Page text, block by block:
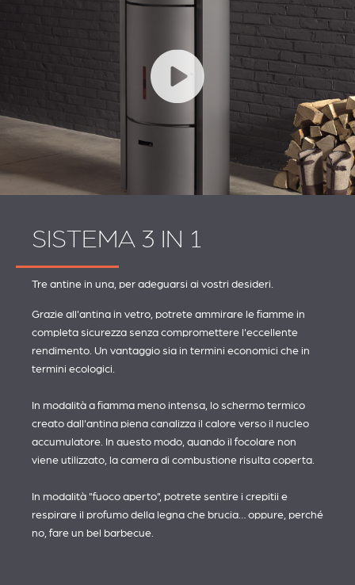
SISTEMA 3 IN 1
Tre antine in una, per adeguarsi ai vostri desideri.
Grazie all'antina in vetro, potrete ammirare le fiamme in
completa sicurezza senza compromettere l'eccellente
rendimento. Un vantaggio sia in termini economici che in
termini ecologici.
In modalità a fiamma meno intensa, lo schermo termico
creato dall'antina piena canalizza il calore verso il nucleo
accumulatore. In questo modo, quando il focolare non
viene utilizzato, la camera di combustione risulta coperta.
In modalità "fuoco aperto", potrete sentire i crepitii e
respirare il profumo della legna che brucia… oppure, perché
no, fare un bel barbecue.